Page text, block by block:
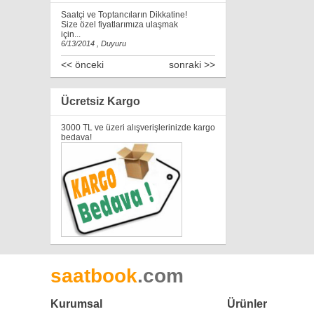
Saatçi ve Toptancıların Dikkatine!
Size özel fiyatlarımıza ulaşmak
için...
6/13/2014 , Duyuru
<< önceki sonraki >>
Ücretsiz Kargo
3000 TL ve üzeri alışverişlerinizde kargo
bedava!
saatbook.com
Kurumsal Ürünler